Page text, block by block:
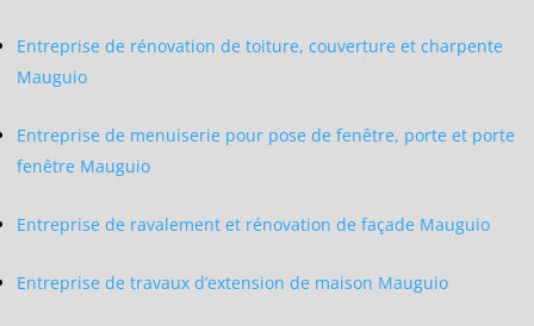
Entreprise de rénovation de toiture, couverture et charpente
Mauguio
Entreprise de menuiserie pour pose de fenêtre, porte et porte
fenêtre Mauguio
Entreprise de ravalement et rénovation de façade Mauguio
Entreprise de travaux d’extension de maison Mauguio